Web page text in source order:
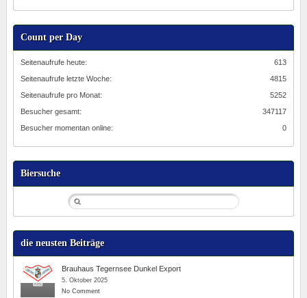
Count per Day
613
Seitenaufrufe heute:
4815
Seitenaufrufe letzte Woche:
5252
Seitenaufrufe pro Monat:
347117
Besucher gesamt:
0
Besucher momentan online:
Biersuche
die neusten Beiträge
Brauhaus Tegernsee Dunkel Export
5. Oktober 2025
No Comment